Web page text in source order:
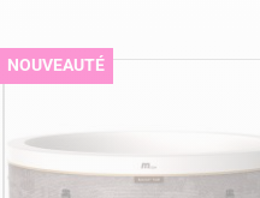
NOUVEAUTÉ